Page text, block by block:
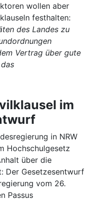
wollen aber
festhalten:
des Landes zu
Vertrag über gute
im
in NRW
Hochschulgesetz
über die
Der Gesetzesentwurf
vom 26.
Passus